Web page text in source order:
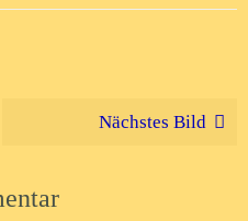
Nächstes Bild